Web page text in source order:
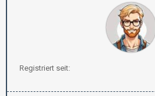
Registriert seit: